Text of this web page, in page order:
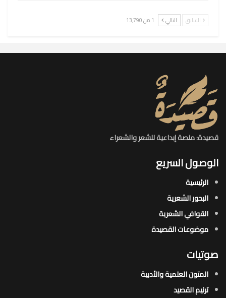
السابق التالي 1 من 13٬790
قصيدة: منصة إبداعية للشعر والشعراء
الوصول السريع
الرئيسية
البحور الشعرية​
القوافي الشعرية​
موضوعات القصيدة​
صوتيات
المتون العلمية والأدبية
ترنيم القصيد